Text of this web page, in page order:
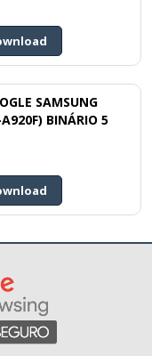
SAMSUNG
BINÁRIO 5